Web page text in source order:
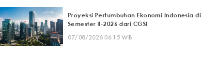
Proyeksi Pertumbuhan Ekonomi Indonesia di
Semester II-2026 dari CGSI
07/08/2026 06:15 WIB